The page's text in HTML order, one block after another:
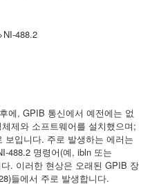
488.2
에, GPIB 통신에서 예전에는 없
제와 소프트웨어를 설치했으며;
보입니다. 주로 발생하는 에러는
488.2 명령어(예, ibln 또는
. 이러한 현상은 오래된 GPIB 장
들에서 주로 발생합니다.